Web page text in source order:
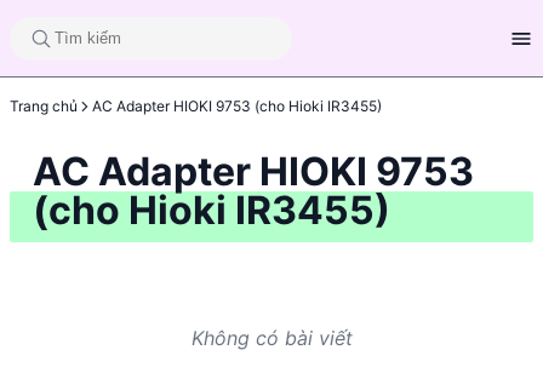
Trang chủ AC Adapter HIOKI 9753 (cho Hioki IR3455)
AC Adapter HIOKI 9753
(cho Hioki IR3455)
Không có bài viết